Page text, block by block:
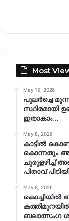
Most
May 15, 2026
പുലർച്ചെ
സ്ഥിരമായി
ഇതാകാം…
May 8, 2026
കാട്ടിൽ
കൊന്നതും
ചുരുളഴിച്ച്
പിതാവ്
May 8, 2026
ബലാത്സംഗ​